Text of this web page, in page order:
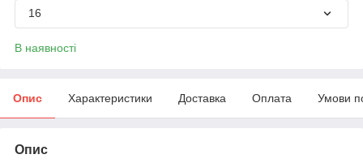
16
В наявності
Опис Характеристики Доставка Оплата Умови
Опис